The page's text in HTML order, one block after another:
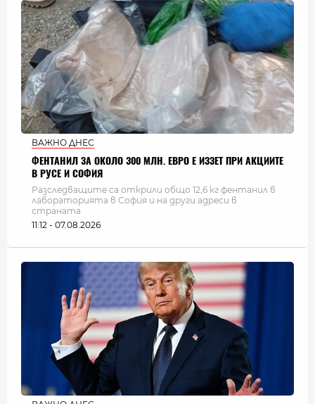
ВАЖНО ДНЕС
ФЕНТАНИЛ ЗА ОКОЛО 300 МЛН. ЕВРО Е ИЗЗЕТ ПРИ АКЦИИТЕ
В РУСЕ И СОФИЯ
Разследващите са открили общо 12,6 кг фентанил в
лабораторията в София и на други адреси в
страната
11:12 - 07.08.2026